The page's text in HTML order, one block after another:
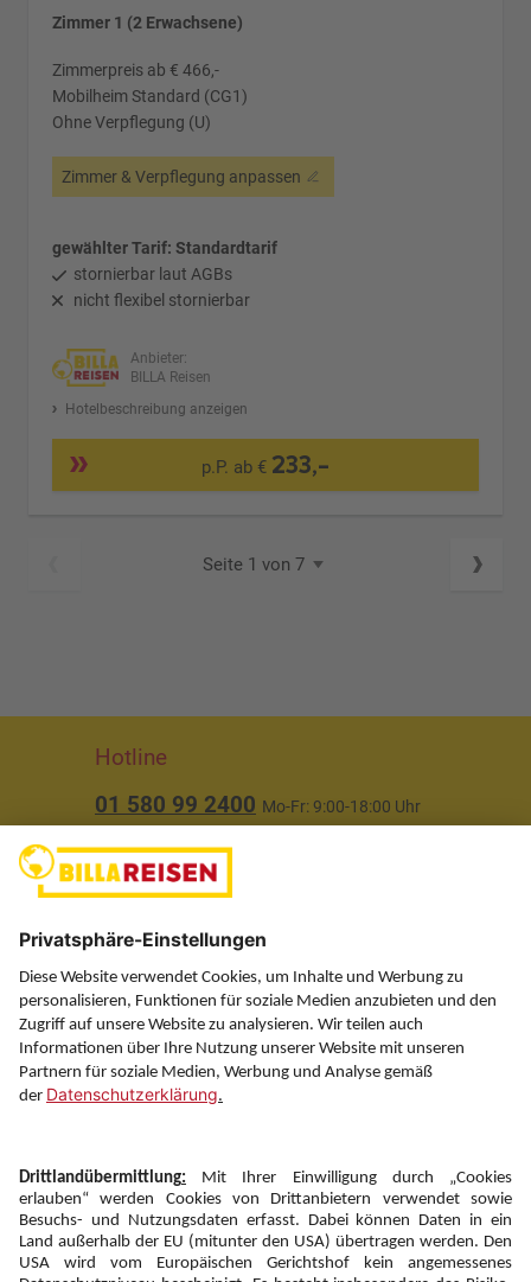
Zimmer 1 (2 Erwachsene)
Zimmerpreis ab € 466,-
Mobilheim Standard (CG1)
Ohne Verpflegung (U)
Zimmer & Verpflegung anpassen
gewählter Tarif: Standardtarif
stornierbar laut AGBs
nicht flexibel stornierbar
Anbieter:
BILLA Reisen
Hotelbeschreibung anzeigen
p.P. ab € 233,-
Seite 1 von 7
Hotline
01 580 99 2400 Mo-Fr: 9:00-18:00 Uhr
Über uns
Service
Information
Folgen Sie uns auf
Newsletter: